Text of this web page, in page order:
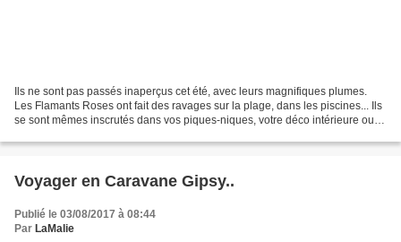
Ils ne sont pas passés inaperçus cet été, avec leurs magnifiques plumes.
Les Flamants Roses ont fait des ravages sur la plage, dans les piscines... Ils
se sont mêmes inscrutés dans vos piques-niques, votre déco intérieure ou
Voyager en Caravane Gipsy..
Publié le 03/08/2017 à 08:44
Par LaMalie